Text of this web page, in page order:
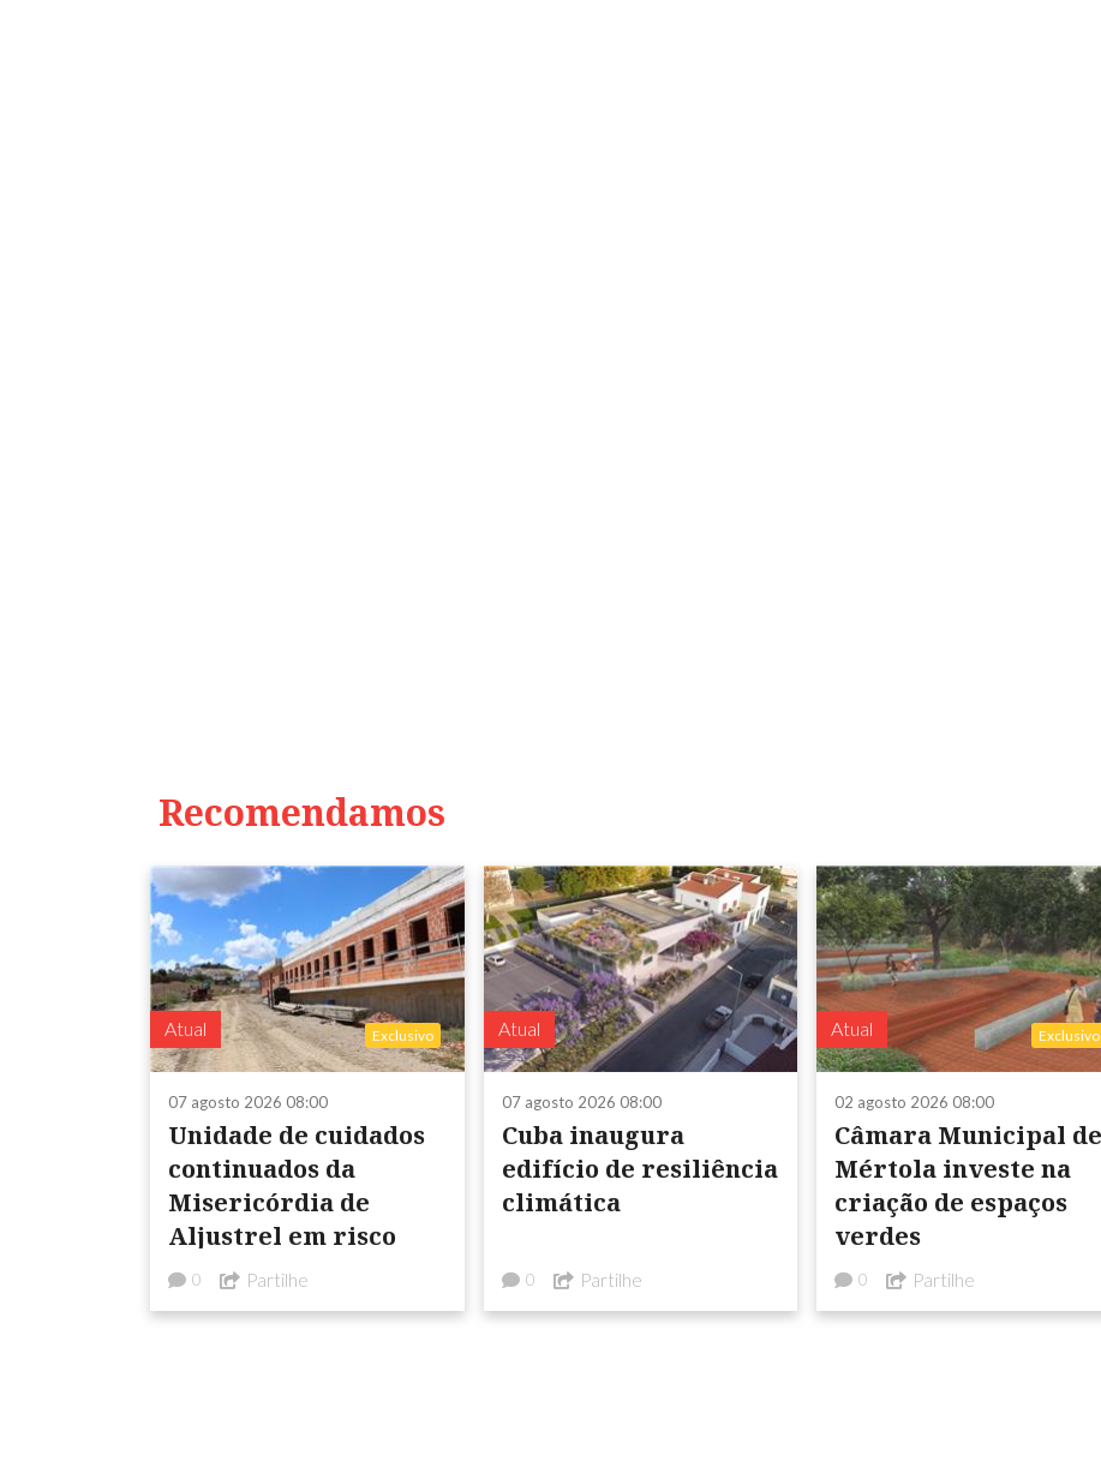
Recomendamos
Atual Exclusivo
07 agosto 2026 08:00
Unidade de cuidados
continuados da
Misericórdia de
Aljustrel em risco
0 Partilhe
Atual
07 agosto 2026 08:00
Cuba inaugura
edifício de resiliência
climática
0 Partilhe
Atual Exclusivo
02 agosto 2026 08:00
Câmara Municipal de
Mértola investe na
criação de espaços
verdes
0 Partilhe